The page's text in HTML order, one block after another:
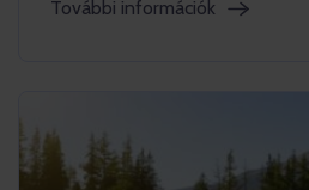
További információk